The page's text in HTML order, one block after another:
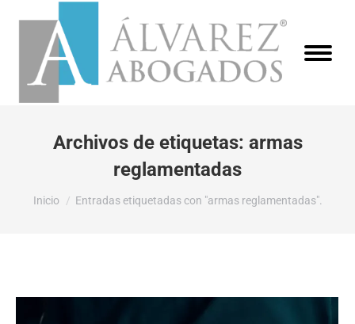
Archivos de etiquetas: armas
reglamentadas
Estás aquí:
Inicio Entradas etiquetadas con "armas reglamentadas".